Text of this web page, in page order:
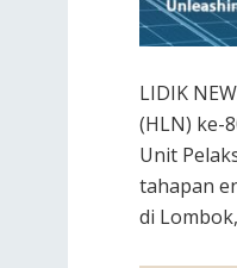
LIDIK
(HLN) ke-
Unit
tahapan
di